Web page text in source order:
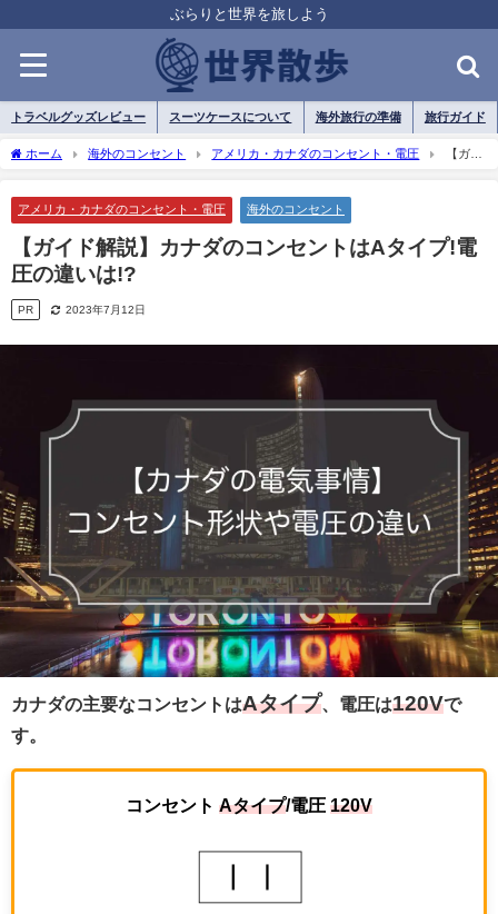
ぶらりと世界を旅しよう
トラベルグッズレビュー スーツケースについて 海外旅行の準備 旅行ガイド
ホーム 海外のコンセント アメリカ・カナダのコンセント・電圧
【ガイ
アメリカ・カナダのコンセント・電圧 海外のコンセント
【ガイド解説】カナダのコンセントはAタイプ!電
圧の違いは!?
PR 2023年7月12日
カナダの主要なコンセントはAタイプ 、電圧は120Vで
す。
コンセント Aタイプ/電圧 120V